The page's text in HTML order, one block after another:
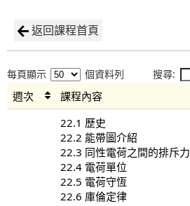
返回課程首頁
每頁顯示 個資料列 搜尋:
週次 課程內容
22.1 歷史
22.2 能帶圖介紹
22.3 同性電荷之間的排斥力
22.4 電荷單位
22.5 電荷守恆
22.6 庫倫定律